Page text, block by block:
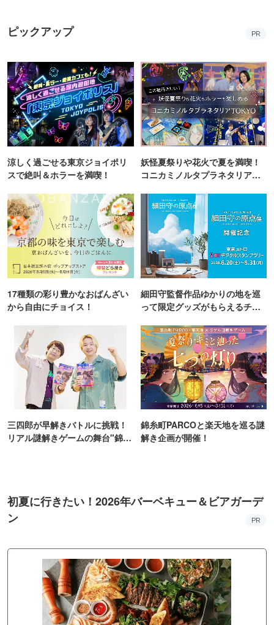
ピックアップ PR
涼しく過ごせる東京ジョイポリ
スで絶叫＆ホラーを満喫！
妖怪夏祭りや花火で夏を満喫！
コニカミノルタプラネタリア
17種類の彩り豊かなおばんざい
から自由にチョイス！
細田守監督作品ゆかりの地を巡
って限定グッズがもらえるチャ
三四郎が早解きバトルに挑戦！
リアル謎解きゲームの舞台"錦糸
錦糸町PARCOと楽天地を巡る謎
解き企画が開催！
初夏に行きたい！2026年バーベキュー＆ビアガーデ
ン
PR